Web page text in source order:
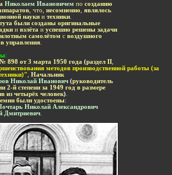
Николаем Ивановичем по созданию
, что, несомненно
являлось
науки и техники.
были созданы оригинальные
и взлёта и успешно решены задачи
самолётом с воздушного
управления.
ы:
898 от 3 марта 1950 года (раздел II,
методов производственной работы (за
Начальник
Николай Иванович (руководитель
2-й степени за 1949 год в размере
из четырёх человек)
были удостоены:
Николай Александрович
Дмитриевич